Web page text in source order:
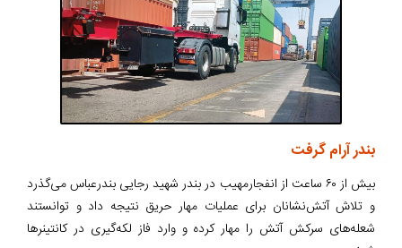
بندر آرام گرفت
بیش از ۶۰ ساعت از انفجارمهیب در بندر شهید رجایی بندرعباس می‌گذرد
و تلاش آتش‌نشانان برای عملیات مهار حریق نتیجه داد و توانستند
شعله‌های سرکش آتش را مهار کرده و وارد فاز لکه‌گیری در کانتینرها